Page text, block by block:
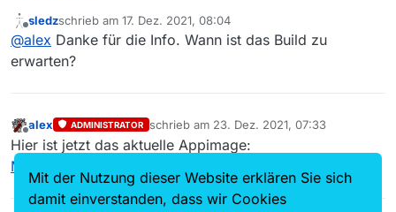
Offline
sledzschrieb am 17. Dez. 2021, 08:04
zuletzt editiert von
@alex Danke für die Info. Wann ist das Build zu
erwarten?
Offline
alex ADMINISTRATOR schrieb am 23. Dez. 2021, 07:33
zuletzt editiert von
Hier ist jetzt das aktuelle Appimage:
MediathekView-13.8.1-linux-x86_64.AppImage
Mit der Nutzung dieser Website erklären Sie sich
damit einverstanden, dass wir Cookies